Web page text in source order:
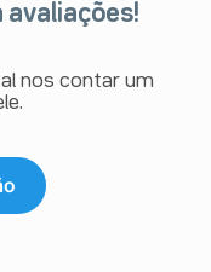
avaliações!
nos contar um